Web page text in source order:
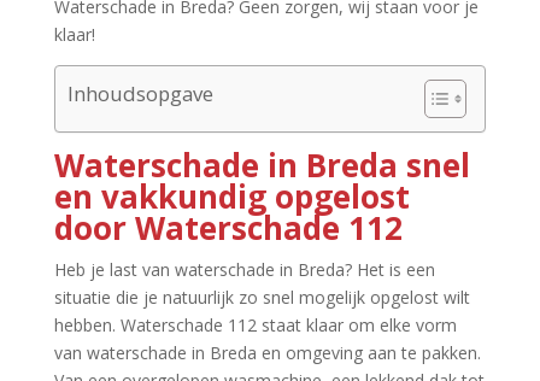
Waterschade in Breda? Geen zorgen, wij staan voor je
klaar!
Inhoudsopgave
Waterschade in Breda snel
en vakkundig opgelost
door Waterschade 112
Heb je last van waterschade in Breda? Het is een
situatie die je natuurlijk zo snel mogelijk opgelost wilt
hebben.​ Waterschade 112 staat klaar om elke vorm
van waterschade in Breda en omgeving aan te pakken.​